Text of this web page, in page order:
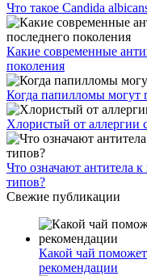
Что такое Candida
Какие современные
поколения
Когда папилломы могут
Хлористый от аллергии
Что означают антитела
типов?
Свежие публикации
Какой чай
рекомендации